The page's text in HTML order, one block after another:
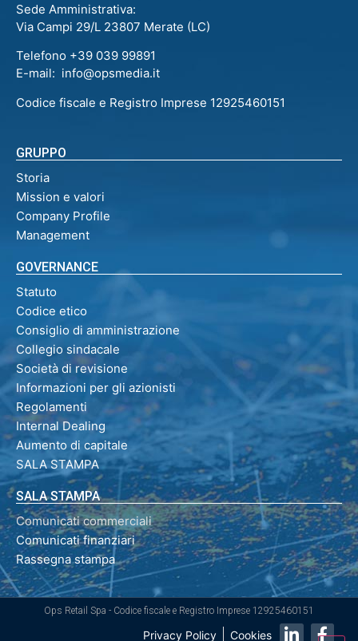
Sede Amministrativa:
Via Campi 29/L 23807 Merate (LC)
Telefono +39 039 99891
E-mail: info@opsmedia.it
Codice fiscale e Registro Imprese 12925460151
GRUPPO
Storia
Mission e valori
Company Profile
Management
GOVERNANCE
Statuto
Codice etico
Consiglio di amministrazione
Collegio sindacale
Società di revisione
Informazioni per gli azionisti
Regolamenti
Internal Dealing
Aumento di capitale
SALA STAMPA
SALA STAMPA
Comunicati commerciali
Comunicati finanziari
Rassegna stampa
Ops Retail Spa - Codice fiscale e Registro Imprese 12925460151
Privacy Policy Cookies